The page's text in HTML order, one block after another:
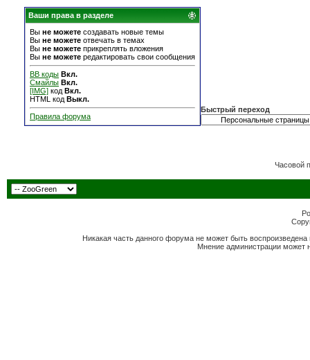
Ваши права в разделе
Вы не можете создавать новые темы
Вы не можете отвечать в темах
Вы не можете прикреплять вложения
Вы не можете редактировать свои сообщения
BB коды Вкл.
Смайлы Вкл.
[IMG] код Вкл.
HTML код Выкл.
Правила форума
Быстрый переход
Часовой
Никакая часть данного форума не может быть
Мнение администрации может